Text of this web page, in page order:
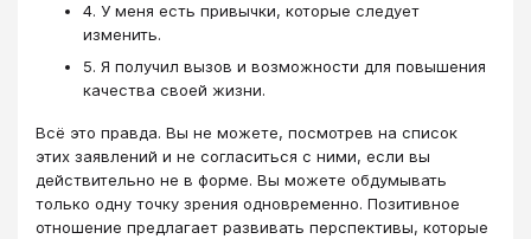
4. У меня есть привычки, которые следует
изменить.
5. Я получил вызов и возможности для повышения
качества своей жизни.
Всё это правда. Вы не можете, посмотрев на список
этих заявлений и не согласиться с ними, если вы
действительно не в форме. Вы можете обдумывать
только одну точку зрения одновременно. Позитивное
отношение предлагает развивать перспективы, которые